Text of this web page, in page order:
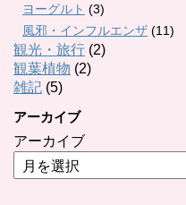
ヨーグルト (3)
風邪・インフルエンザ (11)
観光・旅行 (2)
観葉植物 (2)
雑記 (5)
アーカイブ
アーカイブ